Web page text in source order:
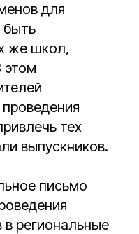
для
быть
же школ,
этом
проведения
тех
выпускников.
письмо
в региональные